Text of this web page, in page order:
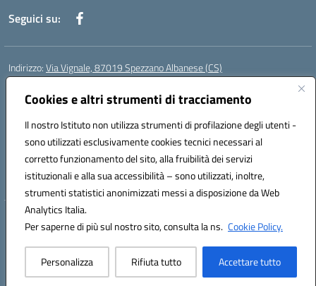
Cookies e altri strumenti di tracciamento
Il nostro Istituto non utilizza strumenti di profilazione degli utenti -
sono utilizzati esclusivamente cookies tecnici necessari al
corretto funzionamento del sito, alla fruibilità dei servizi
istituzionali e alla sua accessibilità – sono utilizzati, inoltre,
strumenti statistici anonimizzati messi a disposizione da Web
Analytics Italia.
Per saperne di più sul nostro sito, consulta la ns. Cookie Policy.
Personalizza Rifiuta tutto Accettare tutto
Seguici su:
Indirizzo:Via Vignale, 87019 Spezzano Albanese (CS)
Centralino:
Posta elettronica certificata (PEC):csic878003@pec.istruzione.it
Codice fiscale: 94018300783
Codice meccanografico:CSIC878003
Codice Indice delle Pubbliche Amministrazioni (IPA): istsc_csic878003
Codice unico di fatturazione (CUF): UFK2HU
Hosting & Powered by 3D Solution S.r.l.
Concept & Design by Designers Italia